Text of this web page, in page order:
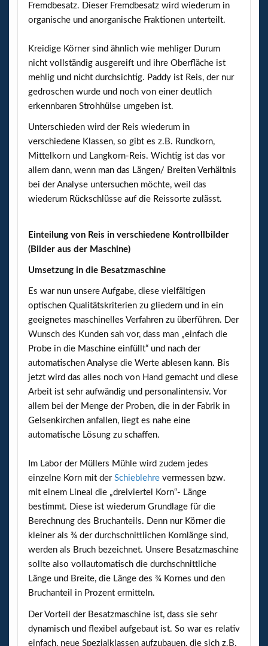
Fremdbesatz. Dieser Fremdbesatz wird wiederum in
organische und anorganische Fraktionen unterteilt.
Kreidige Körner sind ähnlich wie mehliger Durum
nicht vollständig ausgereift und ihre Oberfläche ist
mehlig und nicht durchsichtig. Paddy ist Reis, der nur
gedroschen wurde und noch von einer deutlich
erkennbaren Strohhülse umgeben ist.
Unterschieden wird der Reis wiederum in
verschiedene Klassen, so gibt es z.B. Rundkorn,
Mittelkorn und Langkorn-Reis. Wichtig ist das vor
allem dann, wenn man das Längen/ Breiten Verhältnis
bei der Analyse untersuchen möchte, weil das
wiederum Rückschlüsse auf die Reissorte zulässt.
Einteilung von Reis in verschiedene Kontrollbilder
(Bilder aus der Maschine)
Umsetzung in die Besatzmaschine
Es war nun unsere Aufgabe, diese vielfältigen
optischen Qualitätskriterien zu gliedern und in ein
geeignetes maschinelles Verfahren zu überführen. Der
Wunsch des Kunden sah vor, dass man „einfach die
Probe in die Maschine einfüllt“ und nach der
automatischen Analyse die Werte ablesen kann. Bis
jetzt wird das alles noch von Hand gemacht und diese
Arbeit ist sehr aufwändig und personalintensiv. Vor
allem bei der Menge der Proben, die in der Fabrik in
Gelsenkirchen anfallen, liegt es nahe eine
automatische Lösung zu schaffen.
Im Labor der Müllers Mühle wird zudem jedes
einzelne Korn mit der Schieblehrevermessen bzw.
mit einem Lineal die „dreiviertel Korn“- Länge
bestimmt. Diese ist wiederum Grundlage für die
Berechnung des Bruchanteils. Denn nur Körner die
kleiner als ¾ der durchschnittlichen Kornlänge sind,
werden als Bruch bezeichnet. Unsere Besatzmaschine
sollte also vollautomatisch die durchschnittliche
Länge und Breite, die Länge des ¾ Kornes und den
Bruchanteil in Prozent ermitteln.
Der Vorteil der Besatzmaschine ist, dass sie sehr
dynamisch und flexibel aufgebaut ist. So war es relativ
einfach, neue Spezialklassen aufzubauen, die sich z.B.